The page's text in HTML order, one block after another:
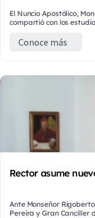
El Nuncio Apostólico,
compartió con los
Conoce más
Rector asume
Ante Monseñor
Pereira y Gran Canciller